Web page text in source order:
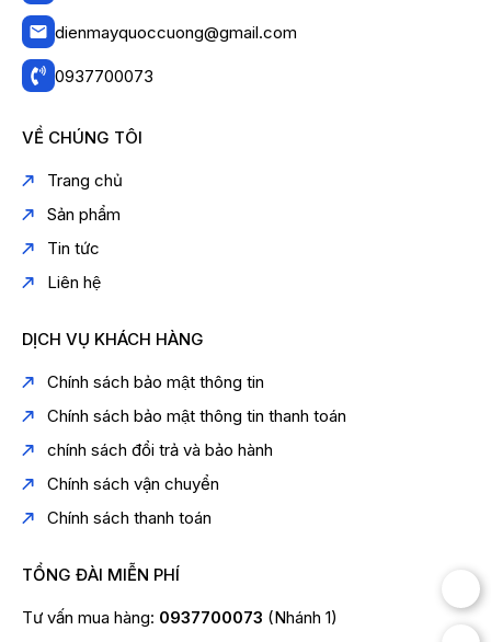
dienmayquoccuong@gmail.com
0937700073
VỀ CHÚNG TÔI
Trang chủ
Sản phẩm
Tin tức
Liên hệ
DỊCH VỤ KHÁCH HÀNG
Chính sách bảo mật thông tin
Chính sách bảo mật thông tin thanh toán
chính sách đổi trả và bảo hành
Chính sách vận chuyển
Chính sách thanh toán
TỔNG ĐÀI MIỄN PHÍ
Tư vấn mua hàng: 0937700073 (Nhánh 1)